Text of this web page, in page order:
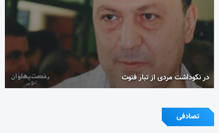
در نکوداشت مردی از تبار فتوت
تصادفی